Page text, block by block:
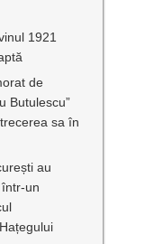
1921
de
Butulescu”
sa în
au
un